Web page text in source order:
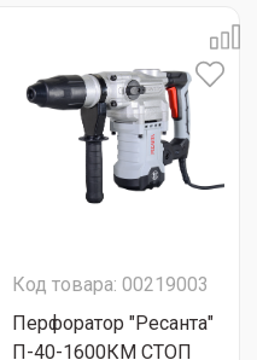
Код товара: 00219003
Перфоратор "Ресанта"
П-40-1600КМ СТОП